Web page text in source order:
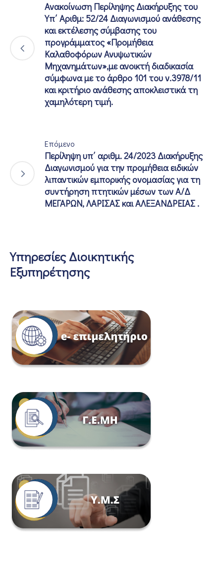
Ανακοίνωση Περίληψης Διακήρυξης του
Υπ΄ Αριθμ: 52/24 Διαγωνισμού ανάθεσης
και εκτέλεσης σύμβασης του
προγράμματος «Προμήθεια
Καλαθοφόρων Ανυψωτικών
Μηχανημάτων»,με ανοικτή διαδικασία
σύμφωνα με το άρθρο 101 του ν.3978/11
και κριτήριο ανάθεσης αποκλειστικά τη
χαμηλότερη τιμή.
Επόμενο
Περίληψη υπ΄ αριθμ. 24/2023 Διακήρυξης
Διαγωνισμού για την προμήθεια ειδικών
λιπαντικών εμπορικής ονομασίας για τη
συντήρηση πτητικών μέσων των Α/Δ
ΜΕΓΑΡΩΝ, ΛΑΡΙΣΑΣ και ΑΛΕΞΑΝΔΡΕΙΑΣ .
Υπηρεσίες Διοικητικής
Εξυπηρέτησης